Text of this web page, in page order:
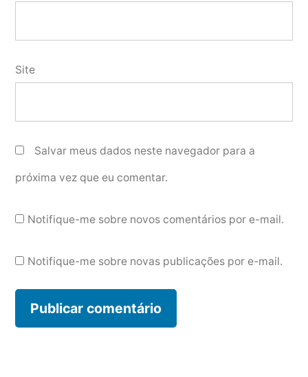
Site
Salvar meus dados neste navegador para a
próxima vez que eu comentar.
Notifique-me sobre novos comentários por e-mail.
Notifique-me sobre novas publicações por e-mail.